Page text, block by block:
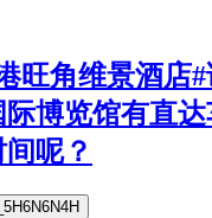
旺角维景酒店
际博览馆有直
呢？